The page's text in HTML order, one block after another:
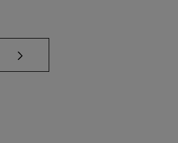
TAB para desplazarse.